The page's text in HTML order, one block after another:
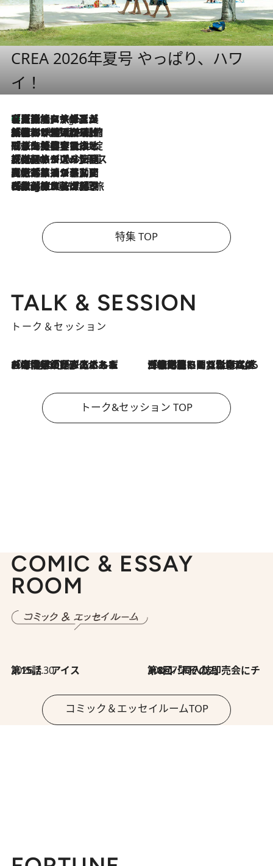
CREA 2026年夏号 やっぱり、ハワ
イ！
8 Hours Ago
【厳選旅コスメ】「多機能アイテムがメイン！」旅好き美容エディターが選んだ夏旅ベストコスメを発表【Mサイズジップ】
2026.8.6
「荷物が増えるほど旅ストレスは増す」美容ジャーナリストがたどり着いた最終結論。“化粧品を劇的に減らす”感動の凝縮美容とは
2026.8.6
「旅先には金髪ウィッグを持参」日本と同じメイクでは損してる!? 美容ジャーナリストが提案する“掟破りの旅美容”とは
2026.8.6
【厳選旅コスメ】「身軽さ＆UV対策重視！」ヘアアーティストshucoが選んだ夏旅ベストコスメを発表【Mサイズジップ】
2026.8.5
【厳選旅コスメ】国内をあちこち移動する河井菜摘が選んだ夏旅ベストコスメ発表！「リラックスアイテムはマスト」【Mサイズジップ】
2026.8.4
【厳選旅コスメ】「紫外線＆乾燥対策しながらメイク感も！」ヘア＆メイクGeorgeが選んだ夏旅ベストコスメを発表！【Mサイズジップ】
特集 TOP
TALK & SESSION
トーク＆セッション
2026.8.3
「今後値上げがあるとすれば…」「リスクがあるのは今年の冬」エネルギー専門家が語る、ホルムズ海峡封鎖が家庭にもたらす“ある心配” 2026.8.3
「住宅建てられない…」「サーチャージ料の高値が続いている」ホルムズ海峡封鎖による影響はいつまで続く？《エネルギー専門家に聞く“どうなる日本の暮らし”》
トーク&セッション TOP
COMIC & ESSAY
ROOM
2026.7.30
第15話 アイス 2026.7.30
第8回「同人誌即売会にチャレンジ その2」
コミック＆エッセイルームTOP